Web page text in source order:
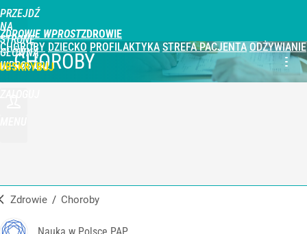
PRZEJDŹ
NA
STRONĘ
GŁÓWNĄ
WPROST.PL
ZDROWIE WPROST
CHOROBY DZIECKO PROFILAKTYKA STREFA PACJENTA ODŻYWIANIE
CHOROBY
Zdrowie / Choroby